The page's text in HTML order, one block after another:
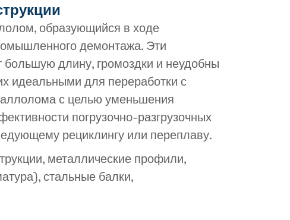
образующийся в ходе
демонтажа. Эти
длину, громоздки и неудобны
идеальными для переработки с
с целью уменьшения
погрузочно-разгрузочных
рециклингу или переплаву.
металлические профили,
стальные балки,